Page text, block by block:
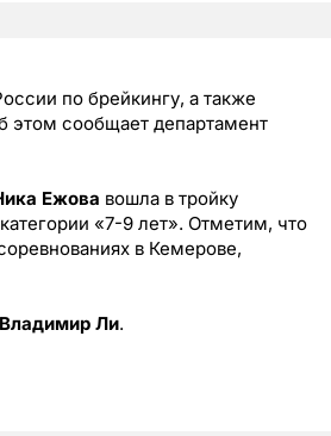
по брейкингу, а также
этом сообщает департамент
Ежова вошла в тройку
«7-9 лет». Отметим, что
в Кемерове,
Владимир Ли.